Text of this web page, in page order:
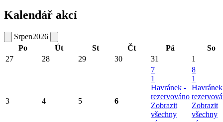
Kalendář akcí
Srpen2026
Po
Út St Čt Pá
So
27
28 29 30 31 1
3 4 5 6
7
1
Havránek -
rezervováno
Zobrazit
všechny
8
1
Zobrazit
všechny